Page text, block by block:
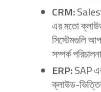
CRM:
এর মতো
সিস্টেমগুলি
সম্পর্ক
ERP:SAP
ক্লাউড-